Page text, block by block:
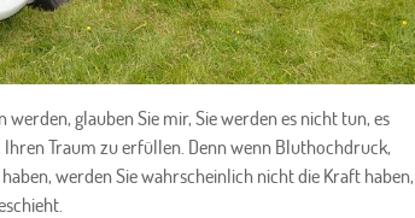
werden, glauben Sie mir, Sie werden es nicht tun, es
Traum zu erfüllen. Denn wenn Bluthochdruck,
werden Sie wahrscheinlich nicht die Kraft haben,